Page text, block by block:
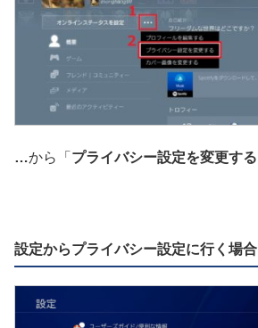
…から「 プライバシー設定を変更する
設定からプライバシー設定に行く場合